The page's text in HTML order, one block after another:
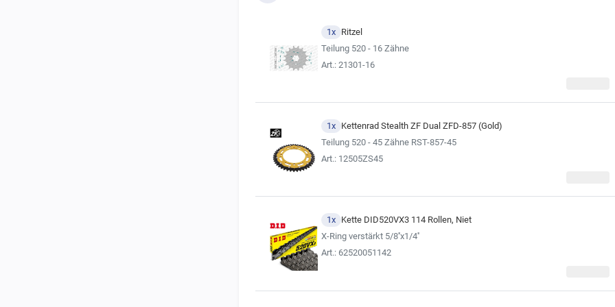
Solltet Ihr eine andere Übersetzung wünschen, könnt Ihr diese über den Kitkonfigurator
Wir empfehlen, sich für die Kette im Kettensatz stets an
(siehe Ergebnisse der
1x Ritzel
Teilung 520 - 16 Zähne
Art.: 21301-16
1x Kettenrad Stealth ZF Dual ZFD-857 (Gold)
Teilung 520 - 45 Zähne RST-857-45
Art.: 12505ZS45
1x Kette DID520VX3 114 Rollen, Niet
X-Ring verstärkt 5/8''x1/4''
Art.: 62520051142